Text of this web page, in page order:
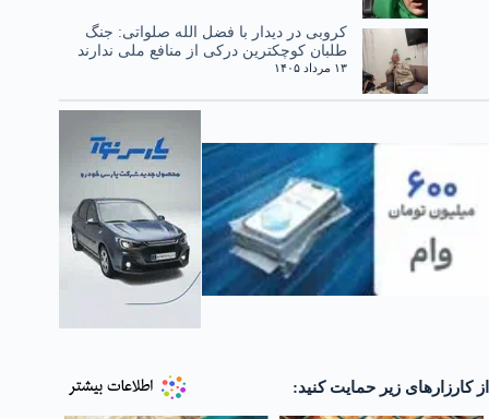
کروبی در دیدار با فضل الله صلواتی: جنگ
طلبان کوچکترین درکی از منافع ملی ندارند
۱۳ مرداد ۱۴۰۵
از کارزارهای زیر حمایت کنید: